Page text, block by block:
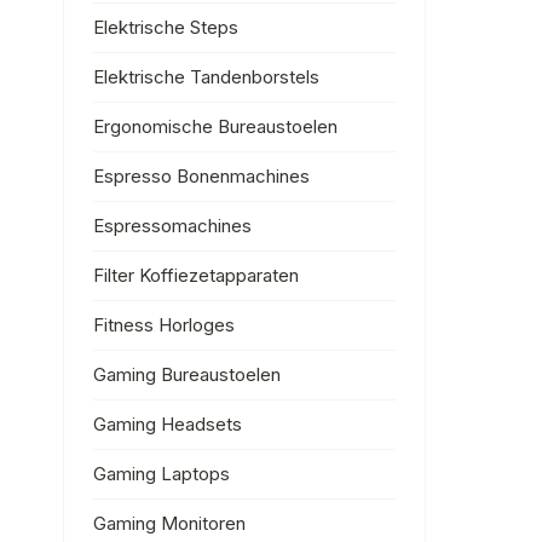
Elektrische Steps
Elektrische Tandenborstels
Ergonomische Bureaustoelen
Espresso Bonenmachines
Espressomachines
Filter Koffiezetapparaten
Fitness Horloges
Gaming Bureaustoelen
Gaming Headsets
Gaming Laptops
Gaming Monitoren